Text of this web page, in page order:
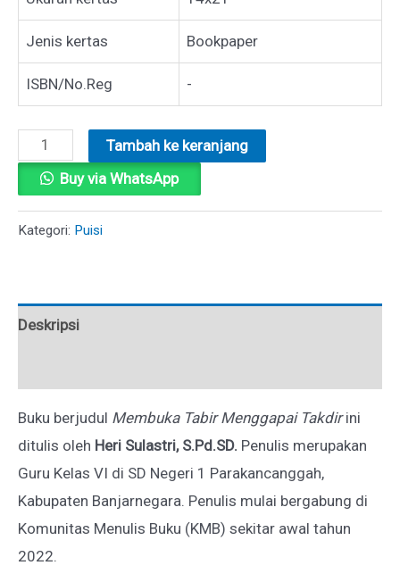
Jenis kertas Bookpaper
ISBN/No.Reg -
Kuantitas
MEMBUKA
TABIR
MENGGAPAI
Tambah ke keranjang
Buy via WhatsApp
Kategori: Puisi
Deskripsi
Buku berjudul Membuka Tabir Menggapai Takdirini
ditulis oleh Heri Sulastri,S.Pd.SD. Penulis merupakan
Guru Kelas VI di SD Negeri 1 Parakancanggah,
Kabupaten Banjarnegara. Penulis mulai bergabung di
Komunitas Menulis Buku (KMB) sekitar awal tahun
2022.